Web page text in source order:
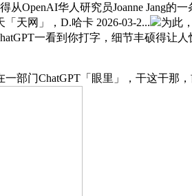
OpenAI华人研究员Joanne Jang的
天网」，D.哈卡 2026-03-2...
为此
一看到你打字，细节丰硕得让
一部门ChatGPT「眼里」，干这干那